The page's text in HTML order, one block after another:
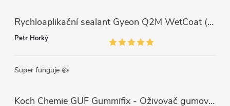
Rychloaplikační sealant Gyeon Q2M WetCoat (1 L)
Petr Horký
Super funguje 👍
Koch Chemie GUF Gummifix - Oživovač gumových koberců (1000ml)